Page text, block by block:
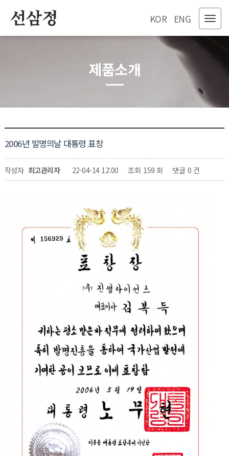
KOR ENG
제품소개
2006년 발명의날 대통령 표창
페이지 정보
작성자 최고관리자 22-04-14 12:00 조회 159 회 댓글 0 건